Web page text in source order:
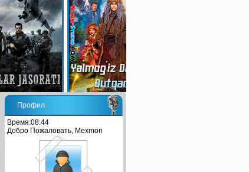
Профил
Время:08:44
Добро Пожаловать, Mexmon